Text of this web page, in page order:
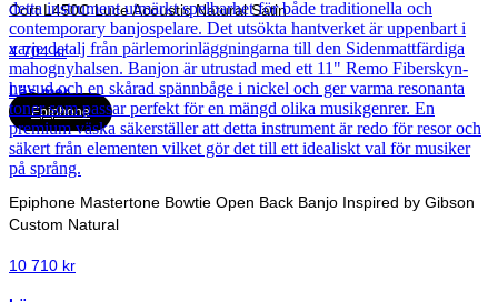
Cort L450C Luce Acoustic Natural Satin
4 704kr
Läs mer
Epiphone
Epiphone Mastertone Bowtie Open Back Banjo Inspired by Gibson
Custom Natural
10 710 kr